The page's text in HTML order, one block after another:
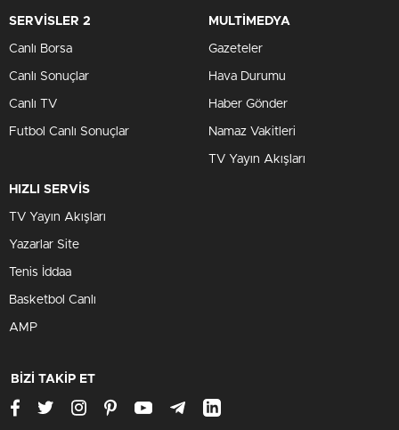
SERVİSLER 2
Canlı Borsa
Canlı Sonuçlar
Canlı TV
Futbol Canlı Sonuçlar
MULTİMEDYA
Gazeteler
Hava Durumu
Haber Gönder
Namaz Vakitleri
TV Yayın Akışları
HIZLI SERVİS
TV Yayın Akışları
Yazarlar Site
Tenis İddaa
Basketbol Canlı
AMP
BİZİ TAKİP ET